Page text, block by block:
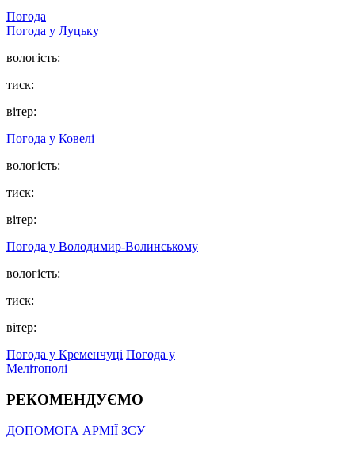
Погода
Погода у Луцьку
вологість:
тиск:
вітер:
Погода у Ковелі
вологість:
тиск:
вітер:
Погода у Володимир-Волинському
вологість:
тиск:
вітер:
Погода у Кременчуці Погода у
Мелітополі
РЕКОМЕНДУЄМО
ДОПОМОГА АРМІЇ ЗСУ